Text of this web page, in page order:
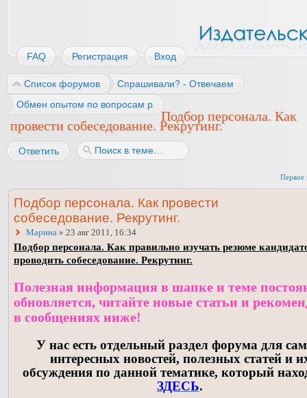
FAQ Регистрация Вход
Список форумов
Спрашивали? - Отвечаем
Обмен опытом по вопросам работы
Подбор персонала. Как
провести собеседование. Рекрутинг.
Ответить
Первое
Подбор персонала. Как провести
собеседование. Рекрутинг.
Марина » 23 авг 2011, 16:34
Подбор персонала. Как правильно изучать резюме
проводить собеседование. Рекрутинг.
Полезная информация в шапке и теме
обновляется, читайте новые статьи и
в сообщениях ниже!
У нас есть отдельный раздел форума для
интересных новостей, полезных статей и
обсуждения по данной тематике, который
ЗДЕСЬ.